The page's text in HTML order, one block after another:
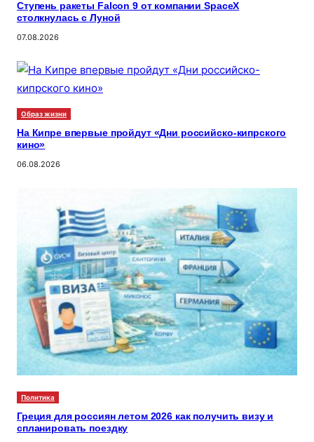
Ступень ракеты Falcon 9 от компании SpaceX
столкнулась с Луной
07.08.2026
Образ жизни
На Кипре впервые пройдут «Дни российско-кипрского
кино»
06.08.2026
Политика
Греция для россиян летом 2026 как получить визу и
спланировать поездку